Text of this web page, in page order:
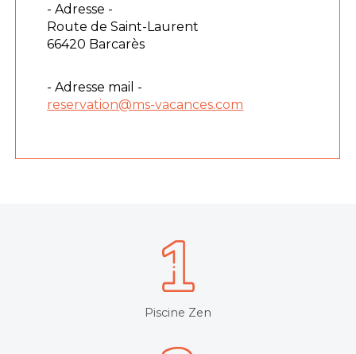
Piscine Zen
- Adresse -
Route de Saint-Laurent
66420 Barcarès
- Adresse mail -
reservation@ms-vacances.com